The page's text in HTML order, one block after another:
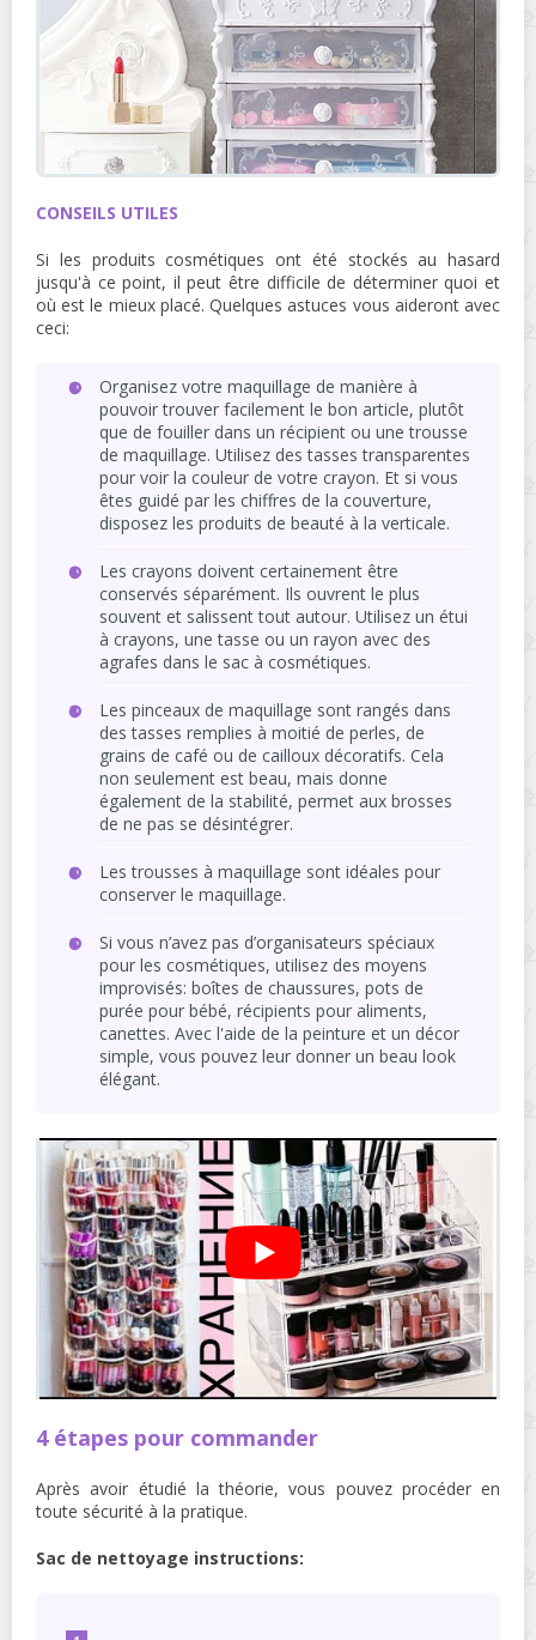
CONSEILS UTILES
Si les produits cosmétiques ont été stockés au hasard
jusqu'à ce point, il peut être difficile de déterminer quoi et
où est le mieux placé. Quelques astuces vous aideront avec
ceci:
Organisez votre maquillage de manière à
pouvoir trouver facilement le bon article, plutôt
que de fouiller dans un récipient ou une trousse
de maquillage. Utilisez des tasses transparentes
pour voir la couleur de votre crayon. Et si vous
êtes guidé par les chiffres de la couverture,
disposez les produits de beauté à la verticale.
Les crayons doivent certainement être
conservés séparément. Ils ouvrent le plus
souvent et salissent tout autour. Utilisez un étui
à crayons, une tasse ou un rayon avec des
agrafes dans le sac à cosmétiques.
Les pinceaux de maquillage sont rangés dans
des tasses remplies à moitié de perles, de
grains de café ou de cailloux décoratifs. Cela
non seulement est beau, mais donne
également de la stabilité, permet aux brosses
de ne pas se désintégrer.
Les trousses à maquillage sont idéales pour
conserver le maquillage.
Si vous n’avez pas d’organisateurs spéciaux
pour les cosmétiques, utilisez des moyens
improvisés: boîtes de chaussures, pots de
purée pour bébé, récipients pour aliments,
canettes. Avec l'aide de la peinture et un décor
simple, vous pouvez leur donner un beau look
élégant.
4 étapes pour commander
Après avoir étudié la théorie, vous pouvez procéder en
toute sécurité à la pratique.
Sac de nettoyage instructions: